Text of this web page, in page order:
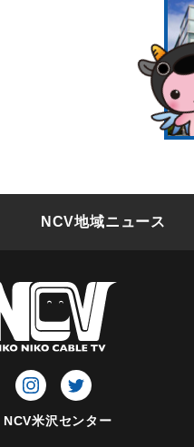
NCV地域ニュース
NCV米沢センター